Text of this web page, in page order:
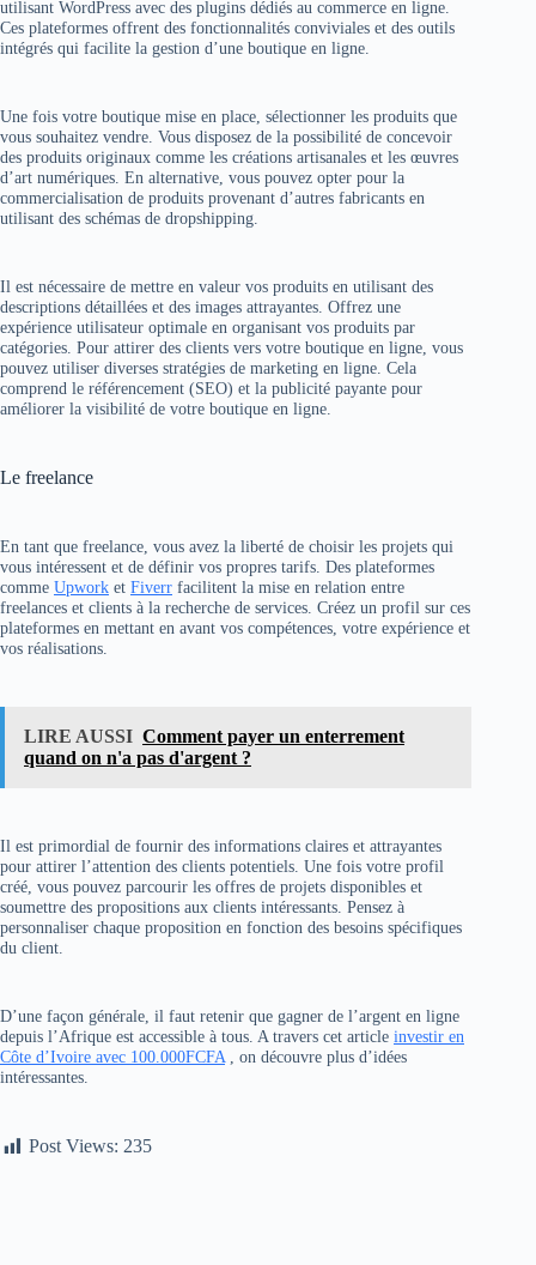
utilisant WordPress avec des plugins dédiés au commerce en ligne.
Ces plateformes offrent des fonctionnalités conviviales et des outils
intégrés qui facilite la gestion d’une boutique en ligne.
Une fois votre boutique mise en place, sélectionner les produits que
vous souhaitez vendre. Vous disposez de la possibilité de concevoir
des produits originaux comme les créations artisanales et les œuvres
d’art numériques. En alternative, vous pouvez opter pour la
commercialisation de produits provenant d’autres fabricants en
utilisant des schémas de dropshipping.
Il est nécessaire de mettre en valeur vos produits en utilisant des
descriptions détaillées et des images attrayantes. Offrez une
expérience utilisateur optimale en organisant vos produits par
catégories. Pour attirer des clients vers votre boutique en ligne, vous
pouvez utiliser diverses stratégies de marketing en ligne. Cela
comprend le référencement (SEO) et la publicité payante pour
améliorer la visibilité de votre boutique en ligne.
Le freelance
En tant que freelance, vous avez la liberté de choisir les projets qui
vous intéressent et de définir vos propres tarifs. Des plateformes
comme Upwork et Fiverr facilitent la mise en relation entre
freelances et clients à la recherche de services. Créez un profil sur ces
plateformes en mettant en avant vos compétences, votre expérience et
vos réalisations.
LIRE AUSSI Comment payer un enterrement
quand on n'a pas d'argent ?
Il est primordial de fournir des informations claires et attrayantes
pour attirer l’attention des clients potentiels. Une fois votre profil
créé, vous pouvez parcourir les offres de projets disponibles et
soumettre des propositions aux clients intéressants. Pensez à
personnaliser chaque proposition en fonction des besoins spécifiques
du client.
D’une façon générale, il faut retenir que gagner de l’argent en ligne
depuis l’Afrique est accessible à tous. A travers cet article investir en
Côte d’Ivoire avec 100.000FCFA, on découvre plus d’idées
intéressantes.
Post Views: 235